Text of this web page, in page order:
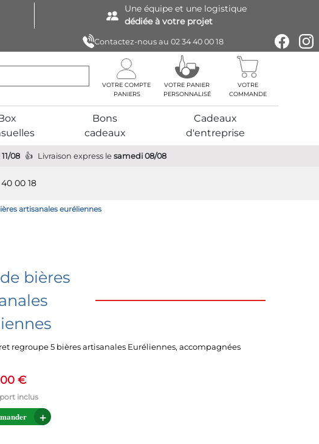
Une équipe et une logistique
dédiée à votre projet
Contactez-nous au 02 34 40 00 18
VOTRE COMPTE
VOTRE PANIER
PERSONNALISÉ
VOTRE
COMMANDE
Bons
cadeaux
Cadeaux
d'entreprise
08 Livraison expressle samedi 08/08
00 18
artisanales euréliennes
bières
regroupe 5 bières artisanales Euréliennes, accompagnées
€